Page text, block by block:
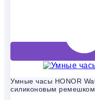
Умные часы HONOR
силиконовым